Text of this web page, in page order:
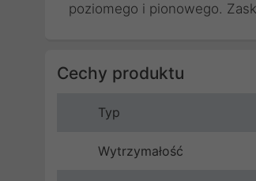
poziomego i pionowego.
Cechy produktu
Typ
Wytrzymałość